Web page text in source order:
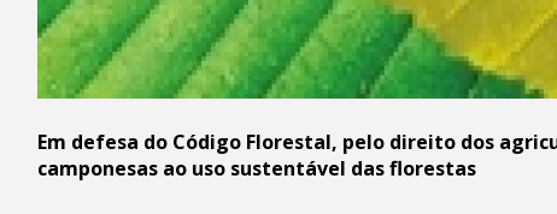
Em defesa do Código Florestal, pelo direito dos
camponesas ao uso sustentável das florestas